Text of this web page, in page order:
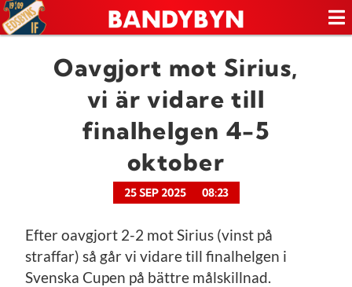
Oavgjort mot Sirius,
vi är vidare till
finalhelgen 4-5
oktober
25 SEP 2025 08:23
Efter oavgjort 2-2 mot Sirius (vinst på
straffar) så går vi vidare till finalhelgen i
Svenska Cupen på bättre målskillnad.